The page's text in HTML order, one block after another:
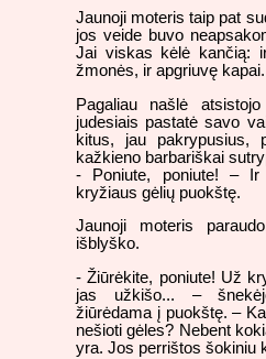
Jaunoji moteris taip pat
jos veide buvo
Jai viskas kėlė kančią:
žmonės, ir apgriuvę kapai.
Pagaliau našlė
judesiais pastatė savo
kitus, jau pakrypusius,
kažkieno barbariškai
- Poniute, poniute! – Ir
kryžiaus gėlių puokštę.
Jaunoji moteris
išblyško.
- Žiūrėkite, poniute! Už
jas užkišo... –
žiūrėdama į puokštę. –
nešioti gėles? Nebent
yra. Jos perrištos šokiniu